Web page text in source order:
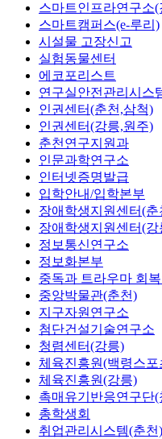
스마트인프라연구소(
스마트캠퍼스(e-루리)
시설물 고장신고
실험동물센터
에코포리스트
연구실안전관리시스
인권센터(춘천,삼척)
인권센터(강릉,원주)
춘천연구지원과
인문과학연구소
인터넷증명발급
입학안내/입학본부
장애학생지원센터(춘
장애학생지원센터(강
정보통신연구소
정보화본부
중독과 트라우마 회
중앙박물관(춘천)
지구자원연구소
첨단건설기술연구소
청렴센터(강릉)
체육진흥원(백령스포
체육진흥원(강릉)
촉매유기반응연구단
총학생회
취업관리시스템(춘천)